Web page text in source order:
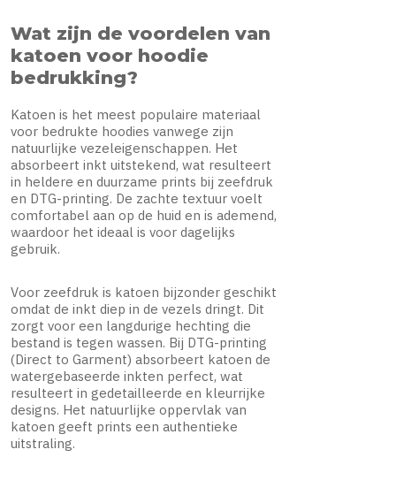
Wat zijn de voordelen van
katoen voor hoodie
bedrukking?
Katoen is het meest populaire materiaal
voor bedrukte hoodies vanwege zijn
natuurlijke vezeleigenschappen. Het
absorbeert inkt uitstekend, wat resulteert
in heldere en duurzame prints bij zeefdruk
en DTG-printing. De zachte textuur voelt
comfortabel aan op de huid en is ademend,
waardoor het ideaal is voor dagelijks
gebruik.
Voor zeefdruk is katoen bijzonder geschikt
omdat de inkt diep in de vezels dringt. Dit
zorgt voor een langdurige hechting die
bestand is tegen wassen. Bij DTG-printing
(Direct to Garment) absorbeert katoen de
watergebaseerde inkten perfect, wat
resulteert in gedetailleerde en kleurrijke
designs. Het natuurlijke oppervlak van
katoen geeft prints een authentieke
uitstraling.